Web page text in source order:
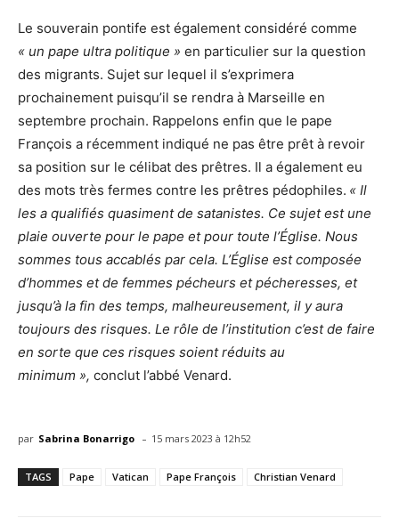
Le souverain pontife est également considéré comme
« un pape ultra politique » en particulier sur la question
des migrants. Sujet sur lequel il s’exprimera
prochainement puisqu’il se rendra à Marseille en
septembre prochain. Rappelons enfin que le pape
François a récemment indiqué ne pas être prêt à revoir
sa position sur le célibat des prêtres. Il a également eu
des mots très fermes contre les prêtres pédophiles. « Il
les a qualifiés quasiment de satanistes. Ce sujet est une
plaie ouverte pour le pape et pour toute l’Église. Nous
sommes tous accablés par cela. L’Église est composée
d’hommes et de femmes pécheurs et pécheresses, et
jusqu’à la fin des temps, malheureusement, il y aura
toujours des risques. Le rôle de l’institution c’est de faire
en sorte que ces risques soient réduits au
minimum », conclut l’abbé Venard.
par Sabrina Bonarrigo - 15 mars 2023 à 12h52
TAGS Pape Vatican Pape François Christian Venard